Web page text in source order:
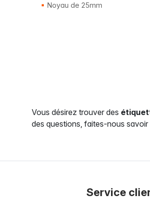
Noyau de 25mm
Vous désirez trouver des
des questions, faites-nous
Service